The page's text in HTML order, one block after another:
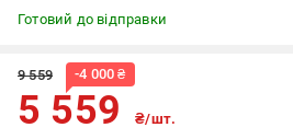
Готовий до відправки
9 559 -4 000 ₴
5 559 ₴/шт.